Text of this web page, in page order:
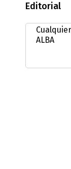
Editorial